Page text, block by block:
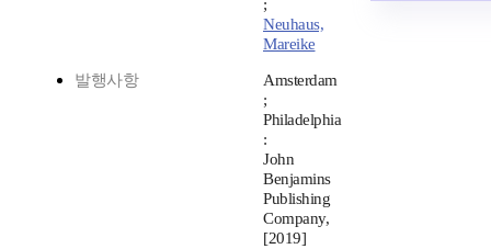
;
Neuhaus,
Mareike
발행사항
Amsterdam
;
Philadelphia
:
John
Benjamins
Publishing
Company,
[2019]